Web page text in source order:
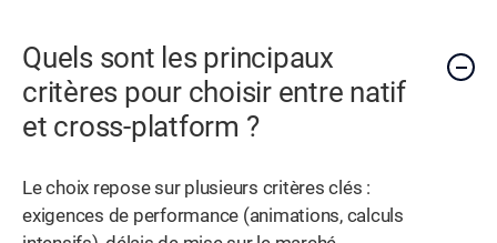
Quels sont les principaux
critères pour choisir entre natif
et cross-platform ?
Le choix repose sur plusieurs critères clés :
exigences de performance (animations, calculs